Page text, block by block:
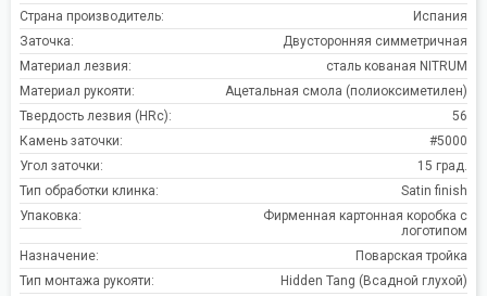
Страна производитель:
Испания
Заточка:
Двусторонняя симметричная
Материал лезвия:
сталь кованая NITRUM
Материал рукояти:
Ацетальная смола (полиоксиметилен)
Твердость лезвия (HRc):
56
Камень заточки:
#5000
Угол заточки:
15 град.
Тип обработки клинка:
Satin finish
Упаковка:
Фирменная картонная коробка с
логотипом
Назначение:
Поварская тройка
Тип монтажа рукояти:
Hidden Tang (Всадной глухой)